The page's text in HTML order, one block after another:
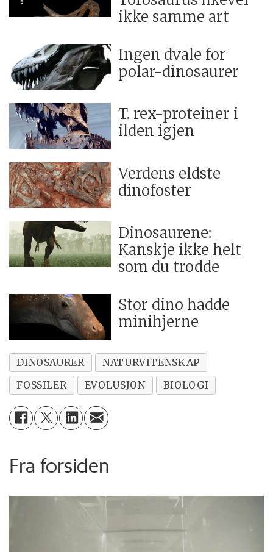
ikke samme art
Ingen dvale for
polar-dinosaurer
T. rex-proteiner i
ilden igjen
Verdens eldste
dinofoster
Dinosaurene:
Kanskje ikke helt
som du trodde
Stor dino hadde
minihjerne
DINOSAURER
NATURVITENSKAP
FOSSILER
EVOLUSJON BIOLOGI
Fra forsiden